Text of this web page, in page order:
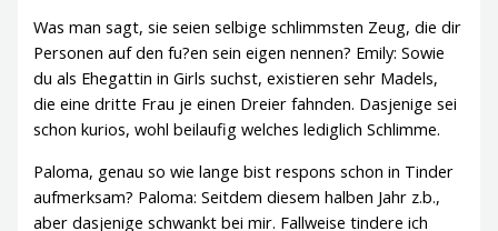
Was man sagt, sie seien selbige schlimmsten Zeug, die dir
Personen auf den fu?en sein eigen nennen? Emily: Sowie
du als Ehegattin in Girls suchst, existieren sehr Madels,
die eine dritte Frau je einen Dreier fahnden. Dasjenige sei
schon kurios, wohl beilaufig welches lediglich Schlimme.
Paloma, genau so wie lange bist respons schon in Tinder
aufmerksam? Paloma: Seitdem diesem halben Jahr z.b.,
aber dasjenige schwankt bei mir. Fallweise tindere ich